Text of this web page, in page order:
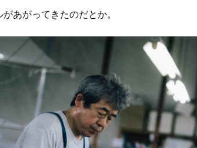
あがってきたのだとか。